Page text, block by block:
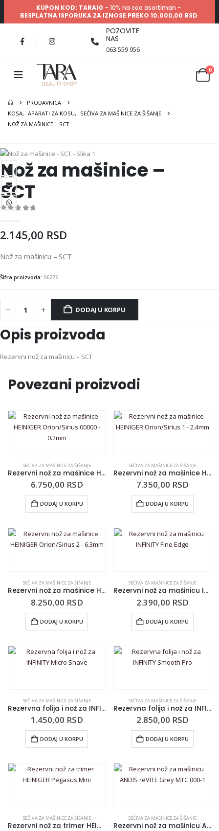
KUPON KOD: TARA10 - 10% na ceo asortiman -
BESPLATNA ISPORUKA ZA IZNOSE PREKO 10.000,00 RSD
POZOVITE
NAS
063 559 956
0
PRODAVNICA
KOSA, APARATI ZA KOSU,
SEČIVA ZA MAŠINICE ZA ŠIŠANJE
NOŽ ZA MAŠINICE – SCT
Nož za mašinice –
SCT
2.145,00 RSD
Nož za mašinicu – SCT
Šifra proizvoda: 06276
DODAJ U KORPU
Opis proizvoda
Rezervni nož za mašinicu – SCT
Povezani proizvodi
SEČIVA ZA MAŠINICE ZA ŠIŠANJE
Rezervni nož za mašinice HEINIGER Orion/Sirius 00000 – 0.2mm
6.750,00 RSD
DODAJ U KORPU
SEČIVA ZA MAŠINICE ZA ŠIŠANJE
Rezervni nož za mašinice HEINIGER Orion/Sirius 1 – 2.4mm
7.350,00 RSD
DODAJ U KORPU
SEČIVA ZA MAŠINICE ZA ŠIŠANJE
Rezervni nož za mašinice HEINIGER Orion/Sirius 2 – 6.3mm
8.250,00 RSD
DODAJ U KORPU
SEČIVA ZA MAŠINICE ZA ŠIŠANJE
Rezervni nož za mašinicu INFINITY Fine Edge
2.390,00 RSD
DODAJ U KORPU
SEČIVA ZA MAŠINICE ZA ŠIŠANJE
Rezervna folija i nož za INFINITY Micro Shave
1.450,00 RSD
DODAJ U KORPU
SEČIVA ZA MAŠINICE ZA ŠIŠANJE
Rezervna folija i nož za INFINITY Smooth Pro
2.850,00 RSD
DODAJ U KORPU
SEČIVA ZA MAŠINICE ZA ŠIŠANJE
Rezervni nož za trimer HEINIGER Pegasus Mini
SEČIVA ZA MAŠINICE ZA ŠIŠANJE
Rezervni nož za mašinicu ANDIS reVITE Grey MTC 000-1